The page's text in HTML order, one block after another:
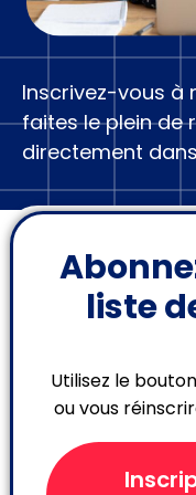
Inscrivez-vous à
faites le plein de
directement
liste
Utilisez le
ou vous